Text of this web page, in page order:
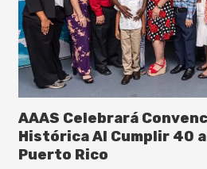
AAAS Celebrará
Histórica Al Cumplir 40
Puerto Rico